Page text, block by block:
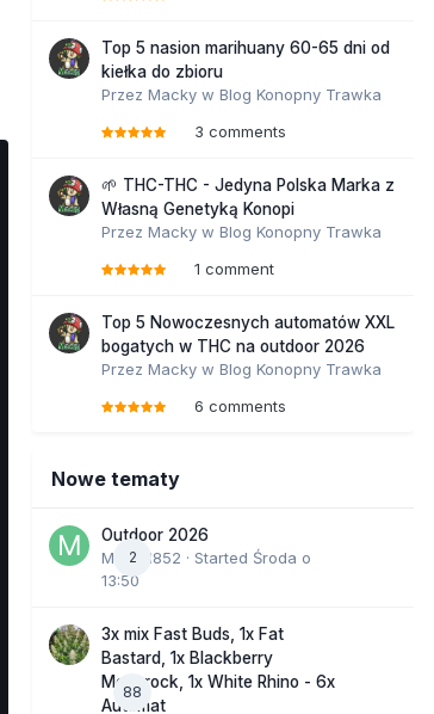
Top 5 nasion marihuany 60-65 dni od
kiełka do zbioru
Przez Macky w Blog Konopny Trawka
3 comments
🌱 THC-THC - Jedyna Polska Marka z
Własną Genetyką Konopi
Przez Macky w Blog Konopny Trawka
1 comment
Top 5 Nowoczesnych automatów XXL
bogatych w THC na outdoor 2026
Przez Macky w Blog Konopny Trawka
6 comments
Nowe tematy
2
Outdoor 2026
Marcel852 · Started Środa o
13:50
88
3x mix Fast Buds, 1x Fat
Bastard, 1x Blackberry
Moonrock, 1x White Rhino - 6x
Automat